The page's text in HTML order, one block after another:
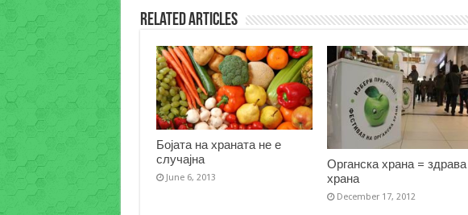
Related Articles
Бојата на храната не е
случајна
June 6, 2013
Органска храна = здрава
храна
December 17, 2012